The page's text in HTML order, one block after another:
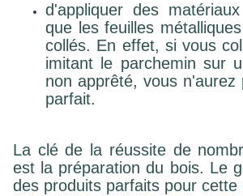
d'appliquer des
que les feuilles
collés. En effet, si vous
imitant le parchemin sur
non apprêté, vous n'aurez
parfait.
La clé de la réussite de
est la préparation du bois. Le
des produits parfaits pour cette